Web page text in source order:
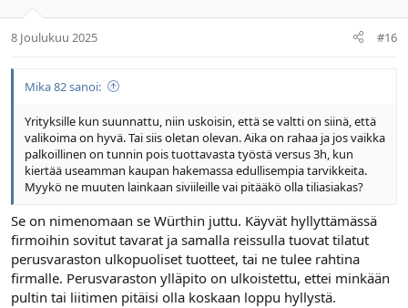
8 Joulukuu 2025 #16
Mika 82 sanoi:
Yrityksille kun suunnattu, niin uskoisin, että se valtti on siinä, että
valikoima on hyvä. Tai siis oletan olevan. Aika on rahaa ja jos vaikka
palkoillinen on tunnin pois tuottavasta työstä versus 3h, kun
kiertää useamman kaupan hakemassa edullisempia tarvikkeita.
Myykö ne muuten lainkaan siviileille vai pitääkö olla tiliasiakas?
Se on nimenomaan se Würthin juttu. Käyvät hyllyttämässä
firmoihin sovitut tavarat ja samalla reissulla tuovat tilatut
perusvaraston ulkopuoliset tuotteet, tai ne tulee rahtina
firmalle. Perusvaraston ylläpito on ulkoistettu, ettei minkään
pultin tai liitimen pitäisi olla koskaan loppu hyllystä.